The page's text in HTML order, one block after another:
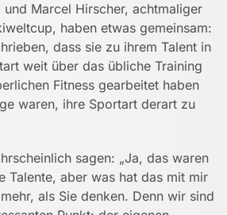
und Marcel Hirscher, achtmaliger
haben etwas gemeinsam:
dass sie zu ihrem Talent in
weit über das übliche Training
Fitness gearbeitet haben
waren, ihre Sportart derart zu
sagen: „Ja, das waren
Talente, aber was hat das mit mir
als Sie denken. Denn wir sind